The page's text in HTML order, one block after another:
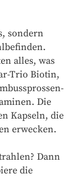
sondern
alles, was
Trio Biotin,
Die
Kapseln, die
erwecken.
Dann
die